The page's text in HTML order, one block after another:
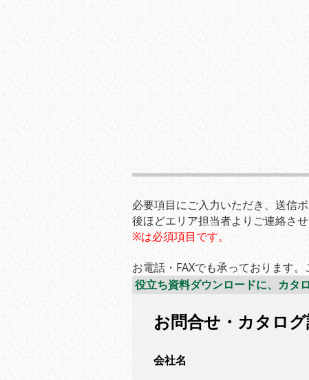
必要項目にご入力いただき、送信
後ほどエリア担当者よりご連絡させ
※は必須項目です。
お電話・FAXでも承っております
役立ち資料ダウンロードに、カタ
お問合せ・カタロ
会社名